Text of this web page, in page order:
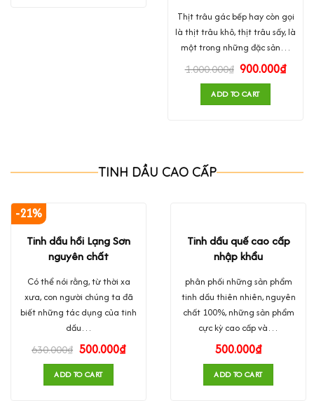
Thịt trâu gác bếp hay còn gọi
là thịt trâu khô, thịt trâu sấy, là
một trong những đặc sản…
1.000.000₫ 900.000₫
ADD TO CART
TINH DẦU CAO CẤP
-21%
Tinh dầu hồi Lạng Sơn
nguyên chất
Có thể nói rằng, từ thời xa
xưa, con người chúng ta đã
biết những tác dụng của tinh
dầu…
630.000₫ 500.000₫
ADD TO CART
Tinh dầu quế cao cấp
nhập khẩu
phân phối những sản phẩm
tinh dầu thiên nhiên, nguyên
chất 100%, những sản phẩm
cực kỳ cao cấp và…
500.000₫
ADD TO CART